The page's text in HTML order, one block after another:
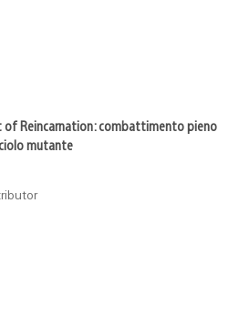
of Reincarnation: combattimento pieno
mutante